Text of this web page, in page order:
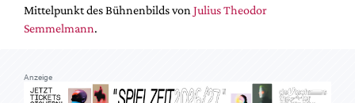
Suche
Mittelpunkt des Bühnenbilds von Julius Theodor
Semmelmann.
Anzeige